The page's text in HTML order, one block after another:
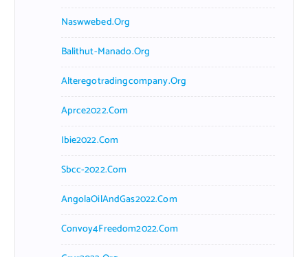
Naswwebed.org
Balithut-Manado.org
Alteregotradingcompany.org
Aprce2022.com
Ibie2022.com
Sbcc-2022.com
AngolaOilAndGas2022.com
Convoy4Freedom2022.com